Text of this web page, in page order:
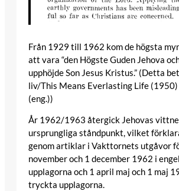
Från 1929 till 1962 kom de högsta
att vara “den Högste Guden Jehova
upphöjde Son Jesus Kristus.” (Detta
liv/This Means Everlasting Life
(eng.))
År 1962/1963 återgick Jehovas
ursprungliga ståndpunkt, vilket
genom artiklar i Vakttornets utgåvor
november och 1 december 1962 i
upplagorna och 1 april maj och 1 maj
tryckta upplagorna.